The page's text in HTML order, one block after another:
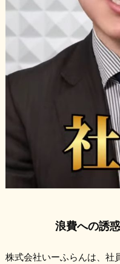
浪費への誘
株式会社いーふらんは、社